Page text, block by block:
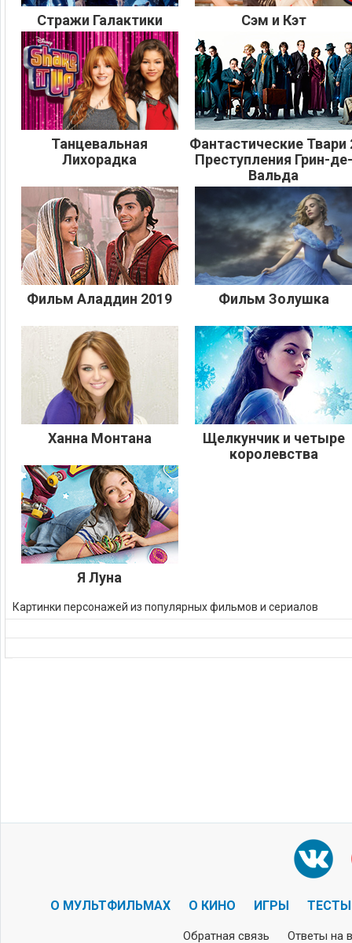
Стражи Галактики Сэм и Кэт
Танцевальная
Лихорадка
Фантастические Твари
Преступления Грин-де-
Вальда
Фильм Аладдин 2019 Фильм Золушка
Ханна Монтана
Щелкунчик и четыре
королевства
Я Луна
Картинки персонажей из популярных фильмов и сериалов
О МУЛЬТФИЛЬМАХ О КИНО ИГРЫ ТЕСТЫ
Обратная связь Ответы на